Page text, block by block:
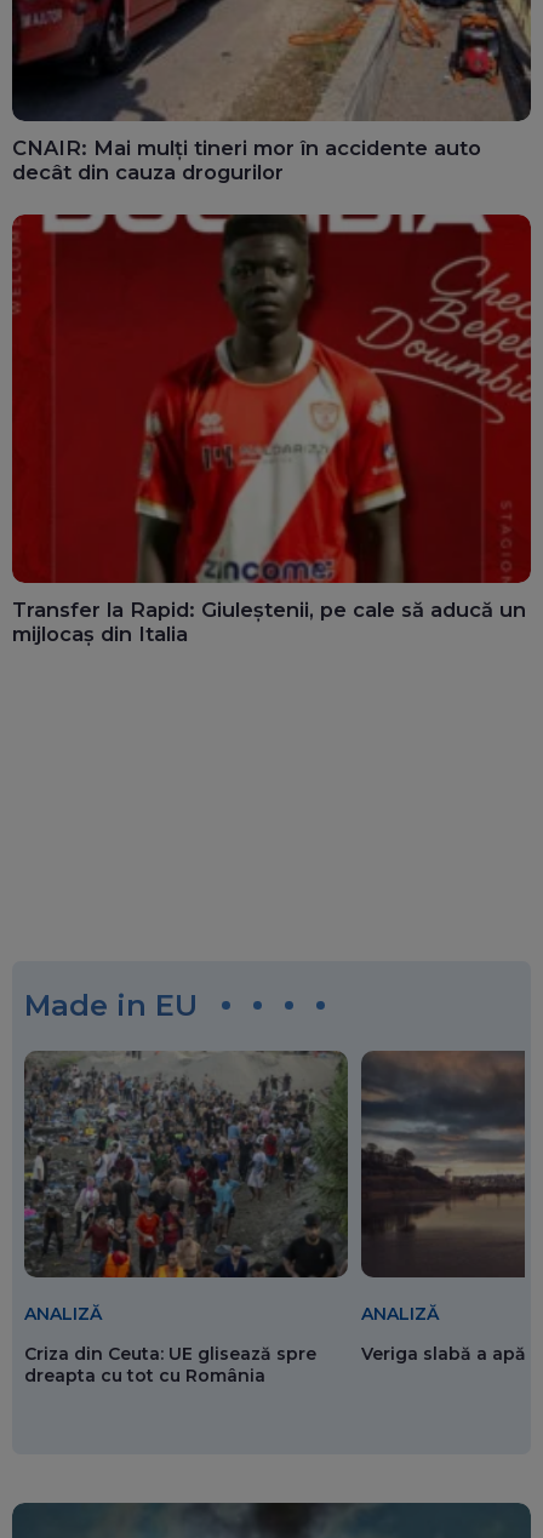
CNAIR: Mai mulți tineri mor în accidente auto
decât din cauza drogurilor
Transfer la Rapid: Giuleștenii, pe cale să aducă un
mijlocaș din Italia
Made in EU
ANALIZĂ
Criza din Ceuta: UE glisează spre
dreapta cu tot cu România
ANALIZĂ
Veriga slabă a